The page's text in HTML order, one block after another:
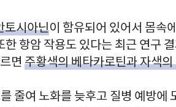
토시아닌이 함유되어 있어서 몸속
한 항암 작용도 있다는 최근 연구
면 주황색의 베타카로틴과 자색
줄여 노화를 늦후고 질병 예방에